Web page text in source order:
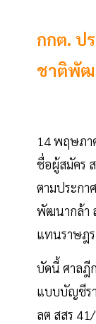
กกต. ป
ชาติพัฒ
14 พฤษภา
ชื่อผู้สมัคร
ตามประกา
พัฒนากล้า
แทนราษฎ
บัดนี้ ศาลฎี
แบบบัญชีร
ลต สสร